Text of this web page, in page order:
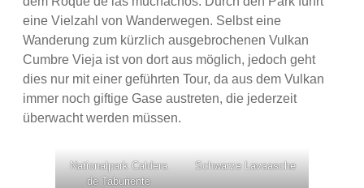
eine Vielzahl von Wanderwegen. Selbst eine
Wanderung zum kürzlich ausgebrochenen Vulkan
Cumbre Vieja ist von dort aus möglich, jedoch geht
dies nur mit einer geführten Tour, da aus dem Vulkan
immer noch giftige Gase austreten, die jederzeit
überwacht werden müssen.
Nationalpark Caldera
de Taburiente
Schwarze Lavaasche